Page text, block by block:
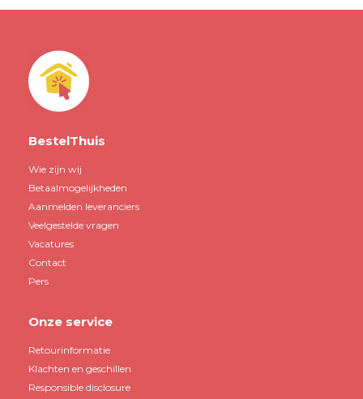
BestelThuis
Wie zijn wij
Betaalmogelijkheden
Aanmelden leveranciers
Veelgestelde vragen
Vacatures
Contact
Pers
Onze service
Retourinformatie
Klachten en geschillen
Responsible disclosure